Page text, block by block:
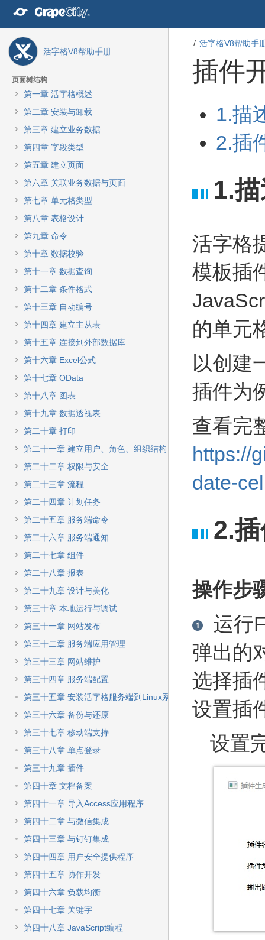
内
活字格V8帮助手册
页面树结构
第一章 活字格概述
第二章 安装与卸载
第三章 建立业务数据
第四章 字段类型
第五章 建立页面
第六章 关联业务数据与页面
第七章 单元格类型
第八章 表格设计
第九章 命令
第十章 数据校验
第十一章 数据查询
第十二章 条件格式
第十三章 自动编号
第十四章 建立主从表
第十五章 连接到外部数据库
第十六章 Excel公式
第十七章 OData
第十八章 图表
第十九章 数据透视表
第二十章 打印
第二十一章 建立用户、角色、组织结构
第二十二章 权限与安全
第二十三章 流程
第二十四章 计划任务
第二十五章 服务端命令
第二十六章 服务端通知
第二十七章 组件
第二十八章 报表
第二十九章 设计与美化
第三十章 本地运行与调试
第三十一章 网站发布
第三十二章 服务端应用管理
第三十三章 网站维护
第三十四章 服务端配置
第三十五章 安装活字格服务端到Linux系统
第三十六章 备份与还原
第三十七章 移动端支持
第三十八章 单点登录
第三十九章 插件
第四十章 文档备案
第四十一章 导入Access应用程序
第四十二章 与微信集成
第四十三章 与钉钉集成
第四十四章 用户安全提供程序
第四十五章 协作开发
第四十六章 负载均衡
第四十七章 关键字
第四十八章 JavaScript编程
活字格V8帮助手
插件
1.描
2.插
1.
活字格
模板插
的单元
以创建
插件为
查看完
https://
date-
2.
操作步
运行
弹出的
选择插
设置插
设置